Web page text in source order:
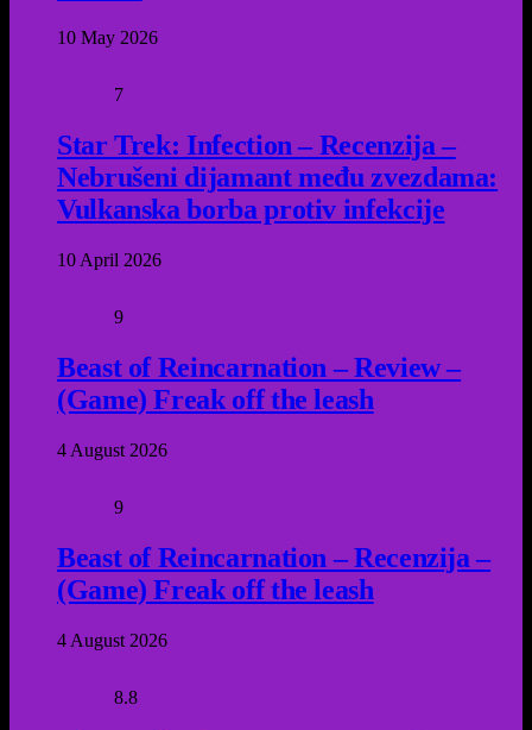
10 May 2026
7
Star Trek: Infection – Recenzija –
Nebrušeni dijamant među zvezdama:
Vulkanska borba protiv infekcije
10 April 2026
9
Beast of Reincarnation – Review –
(Game) Freak off the leash
4 August 2026
9
Beast of Reincarnation – Recenzija –
(Game) Freak off the leash
4 August 2026
8.8